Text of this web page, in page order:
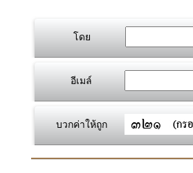
โดย
อีเมล์
บวกค่าให้ถูก